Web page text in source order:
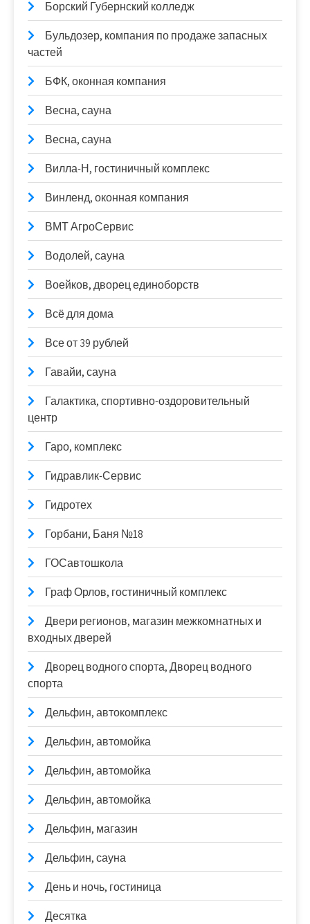
Борский Губернский колледж
Бульдозер, компания по продаже запасных
частей
БФК, оконная компания
Весна, сауна
Весна, сауна
Вилла-Н, гостиничный комплекс
Винленд, оконная компания
ВМТ АгроСервис
Водолей, сауна
Воейков, дворец единоборств
Всё для дома
Все от 39 рублей
Гавайи, сауна
Галактика, спортивно-оздоровительный
центр
Гаро, комплекс
Гидравлик-Сервис
Гидротех
Горбани, Баня №18
ГОСавтошкола
Граф Орлов, гостиничный комплекс
Двери регионов, магазин межкомнатных и
входных дверей
Дворец водного спорта, Дворец водного
спорта
Дельфин, автокомплекс
Дельфин, автомойка
Дельфин, автомойка
Дельфин, автомойка
Дельфин, магазин
Дельфин, сауна
День и ночь, гостиница
Десятка